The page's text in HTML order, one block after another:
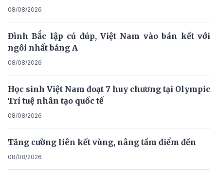
08/08/2026
Đình Bắc lập cú đúp, Việt Nam vào bán kết với
ngôi nhất bảng A
08/08/2026
Học sinh Việt Nam đoạt 7 huy chương tại Olympic
Trí tuệ nhân tạo quốc tế
08/08/2026
Tăng cường liên kết vùng, nâng tầm điểm đến
08/08/2026